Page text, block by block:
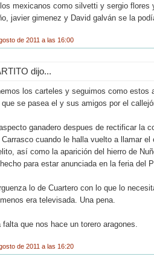
mexicanos como silvetti y sergio flores
javier gimenez y David galván se la
de 2011 a las 16:00
dijo...
los carteles y seguimos como estos
se pasea el y sus amigos por el
ganadero despues de rectificar la
Carrasco cuando le halla vuelto a llamar
así como la aparición del hierro de
para estar anunciada en la feria del
lo de Cuartero con lo que lo
era televisada. Una pena.
falta que nos hace un torero aragones.
de 2011 a las 16:20